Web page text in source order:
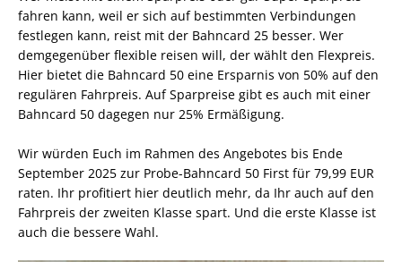
fahren kann, weil er sich auf bestimmten Verbindungen
festlegen kann, reist mit der Bahncard 25 besser. Wer
demgegenüber flexible reisen will, der wählt den Flexpreis.
Hier bietet die Bahncard 50 eine Ersparnis von 50% auf den
regulären Fahrpreis. Auf Sparpreise gibt es auch mit einer
Bahncard 50 dagegen nur 25% Ermäßigung.
Wir würden Euch im Rahmen des Angebotes bis Ende
September 2025 zur Probe-Bahncard 50 First für 79,99 EUR
raten. Ihr profitiert hier deutlich mehr, da Ihr auch auf den
Fahrpreis der zweiten Klasse spart. Und die erste Klasse ist
auch die bessere Wahl.